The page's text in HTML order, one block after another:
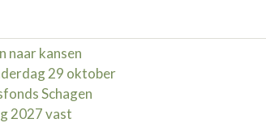
naar kansen
29 oktober
Schagen
2027 vast